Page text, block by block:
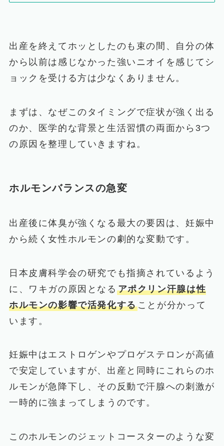
出産を終えてホッとしたのも束の間、自分の体
から以前は感じなかった強いニオイを感じてシ
ョックを受ける方は少なくありません。
まずは、なぜこのタイミングで症状が強く出る
のか、医学的な背景と生活習慣の両面から3つ
の原因を整理していきますね。
ホルモンバランスの急変
出産後に体臭が強くなる最大の要因は、妊娠中
から続く女性ホルモンの劇的な変動です。
日本皮膚科学会の研究でも指摘されているよう
に、ワキガの原因となる アポクリン汗腺は性
ホルモンの影響で活発化することが分かって
います。
妊娠中はエストロゲンやプロゲステロンが高値
で安定していますが、出産と同時にこれらのホ
ルモンが急降下し、その反動で汗腺への刺激が
一時的に強まってしまうのです。
このホルモンのジェットコースターのような変